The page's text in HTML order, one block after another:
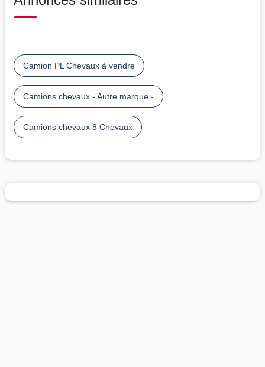
Camion PL Chevaux à vendre
Camions chevaux - Autre marque -
Camions chevaux 8 Chevaux